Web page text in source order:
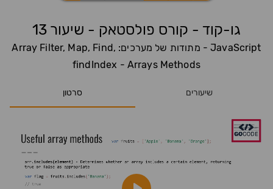
גו-קוד - קורס פולסטאק - שיעור 13
JavaScript - מתודות של מערכים: Array Filter, Map, Find,
findIndex - Arrays Methods
שיעורים סרטון